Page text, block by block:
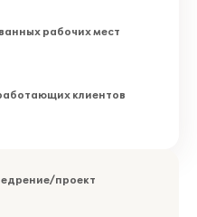
рабочих мест
клиентов
проект